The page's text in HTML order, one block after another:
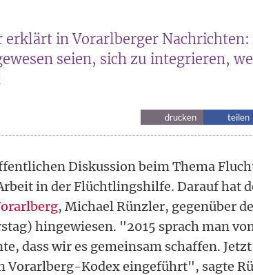
in Vorarlberger Nachrichten:
seien, sich zu integrieren,
drucken teilen
Diskussion beim Thema
in der Flüchtlingshilfe. Darauf hat
, Michael Rünzler, gegenüber
hingewiesen. "2015 sprach man
dass wir es gemeinsam schaffen.
Vorarlberg-Kodex eingeführt", sagte